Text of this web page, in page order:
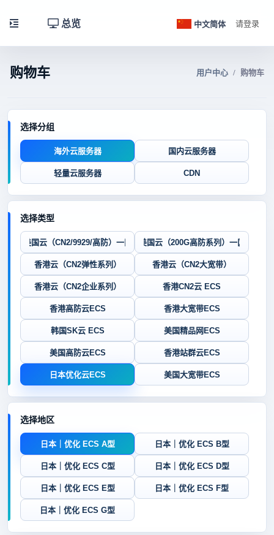
总览 中文简体 请登录
购物车 用户中心 购物车
选择分组
海外云服务器 国内云服务器
轻量云服务器 CDN
选择类型
美国云（CN2/9929/高防）一区 美国云（200G高防系列）一区
香港云（CN2弹性系列） 香港云（CN2大宽带）
香港云（CN2企业系列） 香港CN2云 ECS
香港高防云ECS 香港大宽带ECS
韩国SK云 ECS 美国精品网ECS
美国高防云ECS 香港站群云ECS
日本优化云ECS 美国大宽带ECS
选择地区
日本｜优化 ECS A型 日本｜优化 ECS B型
日本｜优化 ECS C型 日本｜优化 ECS D型
日本｜优化 ECS E型 日本｜优化 ECS F型
日本｜优化 ECS G型